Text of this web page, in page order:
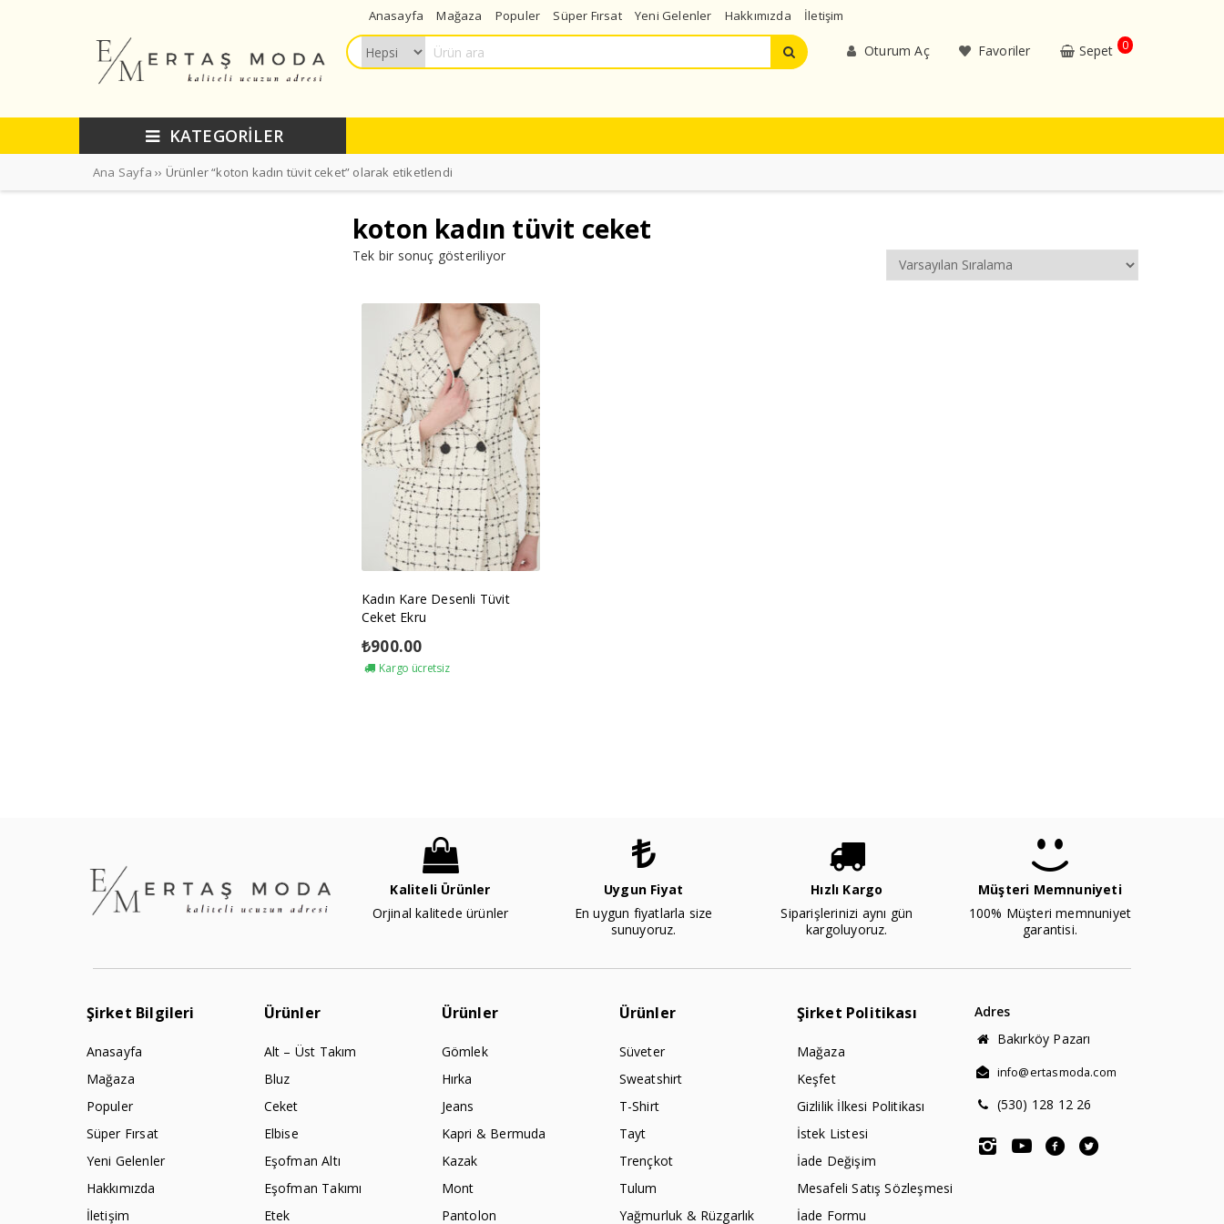
Anasayfa Mağaza Populer Süper Fırsat Yeni Gelenler Hakkımızda İletişim
Oturum Aç Favoriler Sepet 0
KATEGORİLER
Ana Sayfa ›› Ürünler “koton kadın tüvit ceket” olarak etiketlendi
koton kadın tüvit ceket
Tek bir sonuç gösteriliyor
Kadın Kare Desenli Tüvit
Ceket Ekru
₺900.00
Kargo ücretsiz
Kaliteli Ürünler
Orjinal kalitede ürünler
Uygun Fiyat
En uygun fiyatlarla size
sunuyoruz.
Hızlı Kargo
Siparişlerinizi aynı gün
kargoluyoruz.
Müşteri Memnuniyeti
100% Müşteri memnuniyet
garantisi.
Şirket Bilgileri
Anasayfa
Mağaza
Populer
Süper Fırsat
Yeni Gelenler
Hakkımızda
İletişim
Ürünler
Alt – Üst Takım
Bluz
Ceket
Elbise
Eşofman Altı
Eşofman Takımı
Etek
Ürünler
Gömlek
Hırka
Jeans
Kapri & Bermuda
Kazak
Mont
Pantolon
Ürünler
Süveter
Sweatshirt
T-Shirt
Tayt
Trençkot
Tulum
Yağmurluk & Rüzgarlık
Şirket Politikası
Mağaza
Keşfet
Gizlilik İlkesi Politikası
İstek Listesi
İade Değişim
Mesafeli Satış Sözleşmesi
İade Formu
Adres
Bakırköy Pazarı
info@ertasmoda.com
(530) 128 12 26